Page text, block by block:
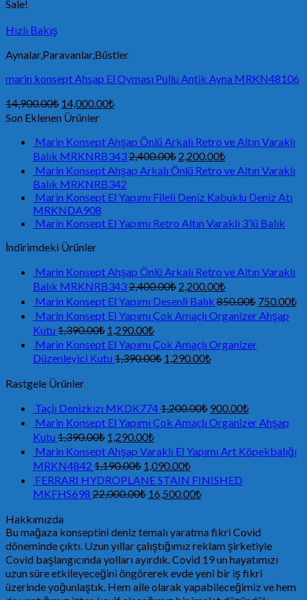
Sale!
Hızlı Bakış
Aynalar,Paravanlar,Büstler
marin konsept Ahsap El Oyması Pullu Antik Ayna MRKN48106
14,900.00₺ 14,000.00₺
Son Eklenen Ürünler
Marin Konsept Ahşap Önlü Arkalı Retro ve Altın Varaklı
Balık MRKNRB3432,400.00₺ 2,200.00₺
Marin Konsept Ahşap Arkalı Önlü Retro ve Altın Varaklı
Balık MRKNRB342
Marin Konsept El Yapımı Fileli Deniz Kabuklu Deniz Atı
MRKNDA908
Marin Konsept El Yapımı Retro Altın Varaklı 3’lü Balık
İndirimdeki Ürünler
Marin Konsept Ahşap Önlü Arkalı Retro ve Altın Varaklı
Balık MRKNRB3432,400.00₺ 2,200.00₺
Marin Konsept El Yapımı Desenli Balık 850.00₺ 750.00₺
Marin Konsept El Yapımı Çok Amaçlı Organizer Ahşap
Kutu 1,390.00₺ 1,290.00₺
Marin Konsept El Yapımı Çok Amaçlı Organizer
Düzenleyici Kutu 1,390.00₺ 1,290.00₺
Rastgele Ürünler
Taçlı Denizkızı MKDK7741,200.00₺ 900.00₺
Marin Konsept El Yapımı Çok Amaçlı Organizer Ahşap
Kutu 1,390.00₺ 1,290.00₺
Marin Konsept Ahşap Varaklı El Yapımı Art Köpekbalığı
MRKN4842 1,190.00₺ 1,090.00₺
FERRARI HYDROPLANE STAIN FINISHED
MKFHS698 22,000.00₺ 16,500.00₺
Hakkımızda
Bu mağaza konseptini deniz temalı yaratma fikri Covid
döneminde çıktı. Uzun yıllar çalıştığımız reklam şirketiyle
Covid başlangıcında yolları ayırdık. Covid 19 un hayatımızı
uzun süre etkileyeceğini öngörerek evde yeni bir iş fikri
üzerinde yoğunlaştık. Hem aile olarak yapabileceğimiz ve hem